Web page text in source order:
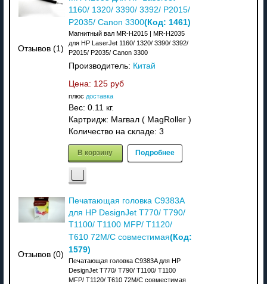
Отзывов (1)
1160/ 1320/ 3390/ 3392/ P2015/
P2035/ Canon 3300(Код: 1461)
Магнитный вал MR-H2015 | MR-H2035
для HP LaserJet 1160/ 1320/ 3390/ 3392/
P2015/ P2035/ Canon 3300
Производитель: Китай
Цена: 125 руб
плюс доставка
Вес: 0.11 кг.
Картридж: Магвал ( MagRoller )
Количество на складе: 3
В корзину Подробнее
Отзывов (0)
Печатающая головка C9383A
для HP DesignJet T770/ T790/
T1100/ T1100 MFP/ T1120/
T610 72M/C совместимая(Код:
1579)
Печатающая головка C9383A для HP
DesignJet T770/ T790/ T1100/ T1100
MFP/ T1120/ T610 72M/C совместимая